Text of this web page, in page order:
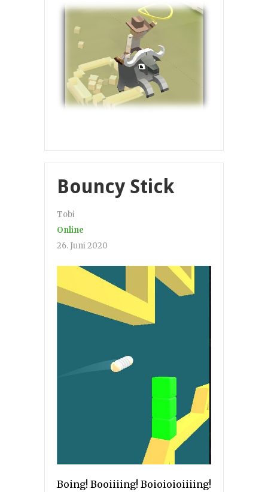
Bouncy Stick
Tobi
Online
26. Juni 2020
Boing! Booiiiing! Boioioioiiiing!